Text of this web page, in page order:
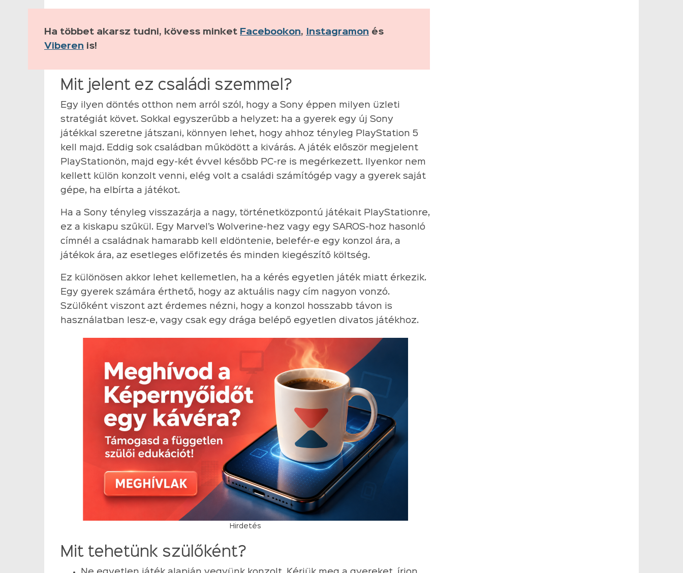
Ha többet akarsz tudni, kövess minket Facebookon, Instagramon és
Viberen is!
Mit jelent ez családi szemmel?
Egy ilyen döntés otthon nem arról szól, hogy a Sony éppen milyen üzleti
stratégiát követ. Sokkal egyszerűbb a helyzet: ha a gyerek egy új Sony
játékkal szeretne játszani, könnyen lehet, hogy ahhoz tényleg PlayStation 5
kell majd. Eddig sok családban működött a kivárás. A játék először megjelent
PlayStationön, majd egy-két évvel később PC-re is megérkezett. Ilyenkor nem
kellett külön konzolt venni, elég volt a családi számítógép vagy a gyerek saját
gépe, ha elbírta a játékot.
Ha a Sony tényleg visszazárja a nagy, történetközpontú játékait PlayStationre,
ez a kiskapu szűkül. Egy Marvel’s Wolverine-hez vagy egy SAROS-hoz hasonló
címnél a családnak hamarabb kell eldöntenie, belefér-e egy konzol ára, a
játékok ára, az esetleges előfizetés és minden kiegészítő költség.
Ez különösen akkor lehet kellemetlen, ha a kérés egyetlen játék miatt érkezik.
Egy gyerek számára érthető, hogy az aktuális nagy cím nagyon vonzó.
Szülőként viszont azt érdemes nézni, hogy a konzol hosszabb távon is
használatban lesz-e, vagy csak egy drága belépő egyetlen divatos játékhoz.
Hirdetés
Mit tehetünk szülőként?